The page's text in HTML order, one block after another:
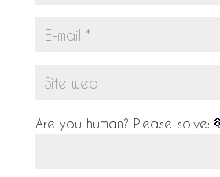
Are you human? Please solve: